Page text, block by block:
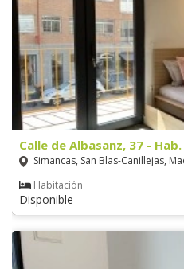
Calle de Albasanz, 37 -
Simancas, San Blas-Canillejas,
Habitación
Disponible